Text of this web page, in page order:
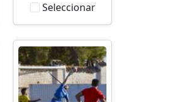
Seleccionar